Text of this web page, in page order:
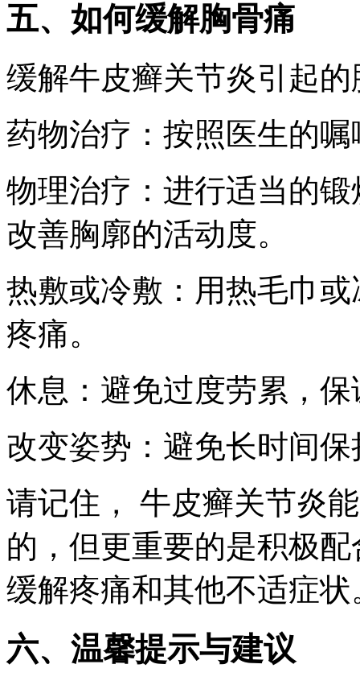
五、如何缓解胸骨痛
缓解牛皮癣关节炎引起
药物治疗：按照医生的
物理治疗：进行适当的
改善胸廓的活动度。
热敷或冷敷：用热毛巾
疼痛。
休息：避免过度劳累，
改变姿势：避免长时间
请记住， 牛皮癣关节炎
的，但更重要的是积极
缓解疼痛和其他不适症状
六、温馨提示与建议